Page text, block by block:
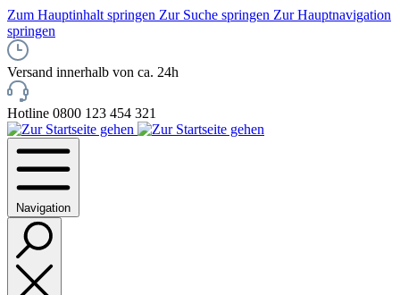
Zum Hauptinhalt springen Zur Suche springen Zur Hauptnavigation
springen
Versand innerhalb von ca. 24h
Hotline 0800 123 454 321
Navigation